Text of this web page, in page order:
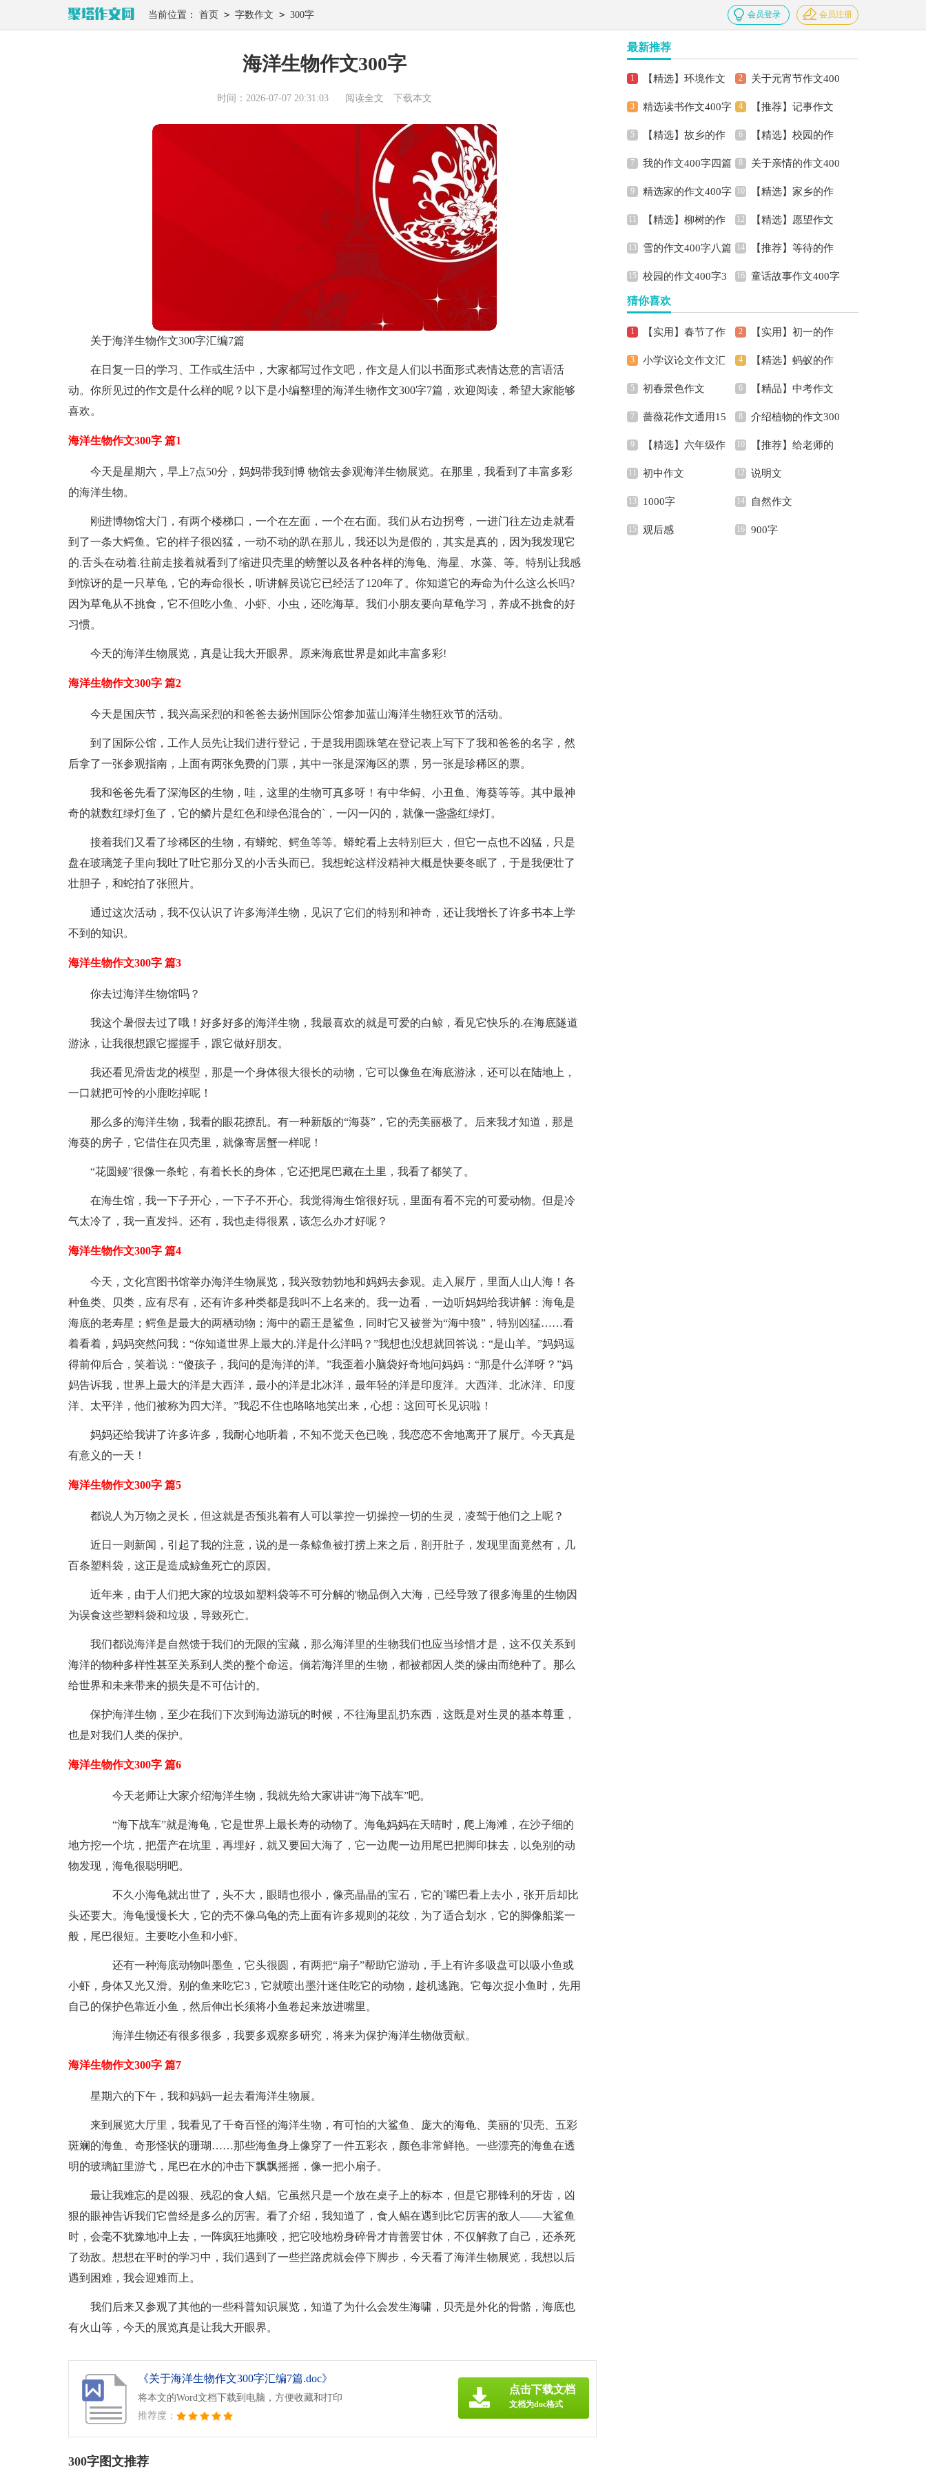
当前位置： 首页 > 字数作文 > 300字 会员登录 会员注册
海洋生物作文300字
时间：2026-07-07 20:31:03 阅读全文 下载本文
关于海洋生物作文300字汇编7篇
在日复一日的学习、工作或生活中，大家都写过作文吧，作文是人们以书面形式表情达意的言语活
动。你所见过的作文是什么样的呢？以下是小编整理的海洋生物作文300字7篇，欢迎阅读，希望大家能够
喜欢。
海洋生物作文300字 篇1
今天是星期六，早上7点50分，妈妈带我到博 物馆去参观海洋生物展览。在那里，我看到了丰富多彩
的海洋生物。
刚进博物馆大门，有两个楼梯口，一个在左面，一个在右面。我们从右边拐弯，一进门往左边走就看
到了一条大鳄鱼。它的样子很凶猛，一动不动的趴在那儿，我还以为是假的，其实是真的，因为我发现它
的.舌头在动着.往前走接着就看到了缩进贝壳里的螃蟹以及各种各样的海龟、海星、水藻、等。特别让我感
到惊讶的是一只草龟，它的寿命很长，听讲解员说它已经活了120年了。你知道它的寿命为什么这么长吗?
因为草龟从不挑食，它不但吃小鱼、小虾、小虫，还吃海草。我们小朋友要向草龟学习，养成不挑食的好
习惯。
今天的海洋生物展览，真是让我大开眼界。原来海底世界是如此丰富多彩!
海洋生物作文300字 篇2
今天是国庆节，我兴高采烈的和爸爸去扬州国际公馆参加蓝山海洋生物狂欢节的活动。
到了国际公馆，工作人员先让我们进行登记，于是我用圆珠笔在登记表上写下了我和爸爸的名字，然
后拿了一张参观指南，上面有两张免费的门票，其中一张是深海区的票，另一张是珍稀区的票。
我和爸爸先看了深海区的生物，哇，这里的生物可真多呀！有中华鲟、小丑鱼、海葵等等。其中最神
奇的就数红绿灯鱼了，它的鳞片是红色和绿色混合的`，一闪一闪的，就像一盏盏红绿灯。
接着我们又看了珍稀区的生物，有蟒蛇、鳄鱼等等。蟒蛇看上去特别巨大，但它一点也不凶猛，只是
盘在玻璃笼子里向我吐了吐它那分叉的小舌头而已。我想蛇这样没精神大概是快要冬眠了，于是我便壮了
壮胆子，和蛇拍了张照片。
通过这次活动，我不仅认识了许多海洋生物，见识了它们的特别和神奇，还让我增长了许多书本上学
不到的知识。
海洋生物作文300字 篇3
你去过海洋生物馆吗？
我这个暑假去过了哦！好多好多的海洋生物，我最喜欢的就是可爱的白鲸，看见它快乐的.在海底隧道
游泳，让我很想跟它握握手，跟它做好朋友。
我还看见滑齿龙的模型，那是一个身体很大很长的动物，它可以像鱼在海底游泳，还可以在陆地上，
一口就把可怜的小鹿吃掉呢！
那么多的海洋生物，我看的眼花撩乱。有一种新版的“海葵”，它的壳美丽极了。后来我才知道，那是
海葵的房子，它借住在贝壳里，就像寄居蟹一样呢！
“花圆鳗”很像一条蛇，有着长长的身体，它还把尾巴藏在土里，我看了都笑了。
在海生馆，我一下子开心，一下子不开心。我觉得海生馆很好玩，里面有看不完的可爱动物。但是冷
气太冷了，我一直发抖。还有，我也走得很累，该怎么办才好呢？
海洋生物作文300字 篇4
今天，文化宫图书馆举办海洋生物展览，我兴致勃勃地和妈妈去参观。走入展厅，里面人山人海！各
种鱼类、贝类，应有尽有，还有许多种类都是我叫不上名来的。我一边看，一边听妈妈给我讲解：海龟是
海底的老寿星；鳄鱼是最大的两栖动物；海中的霸王是鲨鱼，同时它又被誉为“海中狼”，特别凶猛……看
着看着，妈妈突然问我：“你知道世界上最大的.洋是什么洋吗？”我想也没想就回答说：“是山羊。”妈妈逗
得前仰后合，笑着说：“傻孩子，我问的是海洋的洋。”我歪着小脑袋好奇地问妈妈：“那是什么洋呀？”妈
妈告诉我，世界上最大的洋是大西洋，最小的洋是北冰洋，最年轻的洋是印度洋。大西洋、北冰洋、印度
洋、太平洋，他们被称为四大洋。”我忍不住也咯咯地笑出来，心想：这回可长见识啦！
妈妈还给我讲了许多许多，我耐心地听着，不知不觉天色已晚，我恋恋不舍地离开了展厅。今天真是
有意义的一天！
海洋生物作文300字 篇5
都说人为万物之灵长，但这就是否预兆着有人可以掌控一切操控一切的生灵，凌驾于他们之上呢？
近日一则新闻，引起了我的注意，说的是一条鲸鱼被打捞上来之后，剖开肚子，发现里面竟然有，几
百条塑料袋，这正是造成鲸鱼死亡的原因。
近年来，由于人们把大家的垃圾如塑料袋等不可分解的'物品倒入大海，已经导致了很多海里的生物因
为误食这些塑料袋和垃圾，导致死亡。
我们都说海洋是自然馈于我们的无限的宝藏，那么海洋里的生物我们也应当珍惜才是，这不仅关系到
海洋的物种多样性甚至关系到人类的整个命运。倘若海洋里的生物，都被都因人类的缘由而绝种了。那么
给世界和未来带来的损失是不可估计的。
保护海洋生物，至少在我们下次到海边游玩的时候，不往海里乱扔东西，这既是对生灵的基本尊重，
也是对我们人类的保护。
海洋生物作文300字 篇6
今天老师让大家介绍海洋生物，我就先给大家讲讲“海下战车”吧。
“海下战车”就是海龟，它是世界上最长寿的动物了。海龟妈妈在天晴时，爬上海滩，在沙子细的
地方挖一个坑，把蛋产在坑里，再埋好，就又要回大海了，它一边爬一边用尾巴把脚印抹去，以免别的动
物发现，海龟很聪明吧。
不久小海龟就出世了，头不大，眼睛也很小，像亮晶晶的宝石，它的`嘴巴看上去小，张开后却比
头还要大。海龟慢慢长大，它的壳不像乌龟的壳上面有许多规则的花纹，为了适合划水，它的脚像船桨一
般，尾巴很短。主要吃小鱼和小虾。
还有一种海底动物叫墨鱼，它头很圆，有两把“扇子”帮助它游动，手上有许多吸盘可以吸小鱼或
小虾，身体又光又滑。别的鱼来吃它3，它就喷出墨汁迷住吃它的动物，趁机逃跑。它每次捉小鱼时，先用
自己的保护色靠近小鱼，然后伸出长须将小鱼卷起来放进嘴里。
海洋生物还有很多很多，我要多观察多研究，将来为保护海洋生物做贡献。
海洋生物作文300字 篇7
星期六的下午，我和妈妈一起去看海洋生物展。
来到展览大厅里，我看见了千奇百怪的海洋生物，有可怕的大鲨鱼、庞大的海龟、美丽的'贝壳、五彩
斑斓的海鱼、奇形怪状的珊瑚……那些海鱼身上像穿了一件五彩衣，颜色非常鲜艳。一些漂亮的海鱼在透
明的玻璃缸里游弋，尾巴在水的冲击下飘飘摇摇，像一把小扇子。
最让我难忘的是凶狠、残忍的食人鲳。它虽然只是一个放在桌子上的标本，但是它那锋利的牙齿，凶
狠的眼神告诉我们它曾经是多么的厉害。看了介绍，我知道了，食人鲳在遇到比它厉害的敌人——大鲨鱼
时，会毫不犹豫地冲上去，一阵疯狂地撕咬，把它咬地粉身碎骨才肯善罢甘休，不仅解救了自己，还杀死
了劲敌。想想在平时的学习中，我们遇到了一些拦路虎就会停下脚步，今天看了海洋生物展览，我想以后
遇到困难，我会迎难而上。
我们后来又参观了其他的一些科普知识展览，知道了为什么会发生海啸，贝壳是外化的骨骼，海底也
有火山等，今天的展览真是让我大开眼界。
《关于海洋生物作文300字汇编7篇.doc》
将本文的Word文档下载到电脑，方便收藏和打印
推荐度：
点击下载文档
文档为doc格式
300字图文推荐
最新推荐
【精选】环境作文
400字四篇
关于元宵节作文400
字3篇
精选读书作文400字
汇编8篇
【推荐】记事作文
400字合集6篇
【精选】故乡的作
文400字4篇
【精选】校园的作
文400字4篇
我的作文400字四篇 关于亲情的作文400
字汇编7篇
精选家的作文400字
四篇
【精选】家乡的作
文400字9篇
【精选】柳树的作
文400字4篇
【精选】愿望作文
400字五篇
雪的作文400字八篇 【推荐】等待的作
文400字四篇
校园的作文400字3
篇
童话故事作文400字
猜你喜欢
【实用】春节了作
文400字4篇
【实用】初一的作
文锦集5篇
小学议论文作文汇
编六篇
【精选】蚂蚁的作
文300字四篇
初春景色作文 【精品】中考作文
汇编六篇
蔷薇花作文通用15
篇
介绍植物的作文300
字8篇
【精选】六年级作
文汇总9篇
【推荐】给老师的
书信作文300字集锦六
篇
初中作文 说明文
1000字 自然作文
观后感 900字